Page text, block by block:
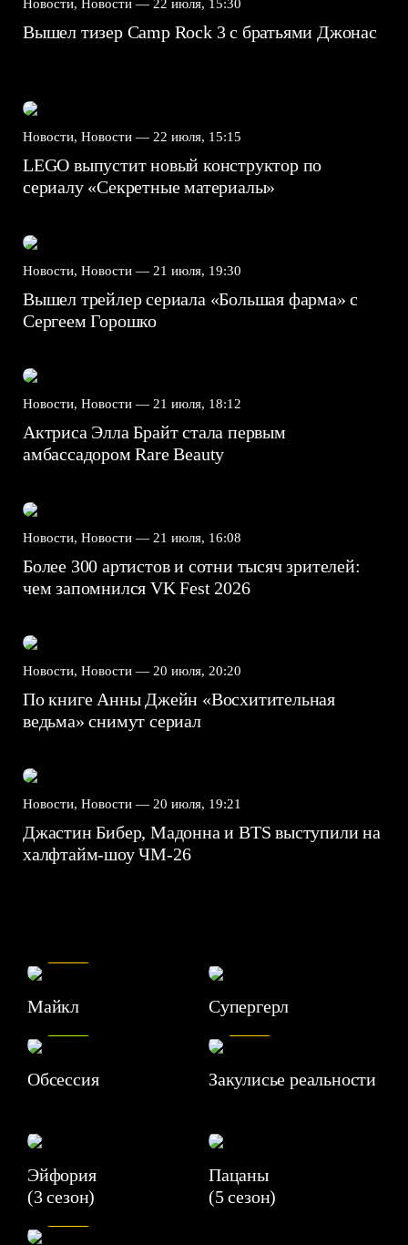
Новости, Новости — 22 июля, 15:30
Вышел тизер Camp Rock 3 с братьями Джонас
Новости, Новости — 22 июля, 15:15
LEGO выпустит новый конструктор по
сериалу «Секретные материалы»
Новости, Новости — 21 июля, 19:30
Вышел трейлер сериала «Большая фарма» с
Сергеем Горошко
Новости, Новости — 21 июля, 18:12
Актриса Элла Брайт стала первым
амбассадором Rare Beauty
Новости, Новости — 21 июля, 16:08
Более 300 артистов и сотни тысяч зрителей:
чем запомнился VK Fest 2026
Новости, Новости — 20 июля, 20:20
По книге Анны Джейн «Восхитительная
ведьма» снимут сериал
Новости, Новости — 20 июля, 19:21
Джастин Бибер, Мадонна и BTS выступили на
халфтайм-шоу ЧМ-26
Майкл Супергерл
Обсессия
7.1
Закулисье реальности
Эйфория
(3 сезон)
Пацаны
(5 сезон)
6.3